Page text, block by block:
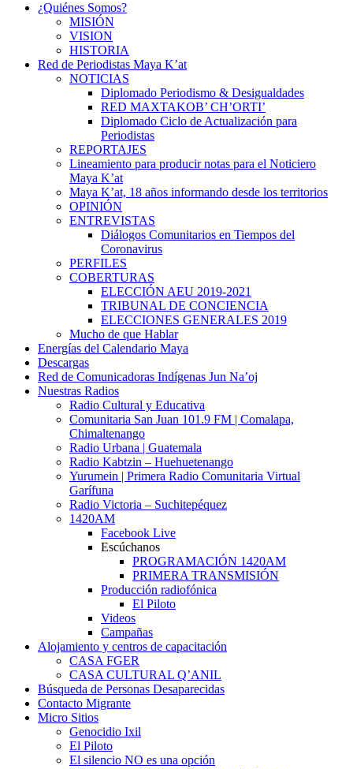
¿Quiénes Somos?
MISIÓN
VISION
HISTORIA
Red de Periodistas Maya K’at
NOTICIAS
Diplomado Periodismo & Desigualdades
RED MAXTAKOB’ CH’ORTI’
Diplomado Ciclo de Actualización para
Periodistas
REPORTAJES
Lineamiento para producir notas para el Noticiero
Maya K’at
Maya K’at, 18 años informando desde los territorios
OPINIÓN
ENTREVISTAS
Diálogos Comunitarios en Tiempos del
Coronavirus
PERFILES
COBERTURAS
ELECCIÓN AEU 2019-2021
TRIBUNAL DE CONCIENCIA
ELECCIONES GENERALES 2019
Mucho de que Hablar
Energías del Calendario Maya
Descargas
Red de Comunicadoras Indígenas Jun Na’oj
Nuestras Radios
Radio Cultural y Educativa
Comunitaria San Juan 101.9 FM | Comalapa,
Chimaltenango
Radio Urbana | Guatemala
Radio Kabtzin – Huehuetenango
Yurumein | Primera Radio Comunitaria Virtual
Garífuna
Radio Victoria – Suchitepéquez
1420AM
Facebook Live
Escúchanos
PROGRAMACIÓN 1420AM
PRIMERA TRANSMISIÓN
Producción radiofónica
El Piloto
Videos
Campañas
Alojamiento y centros de capacitación
CASA FGER
CASA CULTURAL Q’ANIL
Búsqueda de Personas Desaparecidas
Contacto Migrante
Micro Sitios
Genocidio Ixil
El Piloto
El silencio NO es una opción